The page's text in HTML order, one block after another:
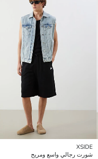
XSIDE
شورت رجالي واسع ومريح